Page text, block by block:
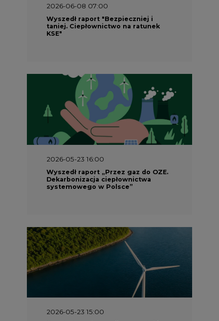
2026-06-08 07:00
Wyszedł raport "Bezpieczniej i
taniej. Ciepłownictwo na ratunek
KSE"
2026-05-23 16:00
Wyszedł raport „Przez gaz do OZE.
Dekarbonizacja ciepłownictwa
systemowego w Polsce”
2026-05-23 15:00